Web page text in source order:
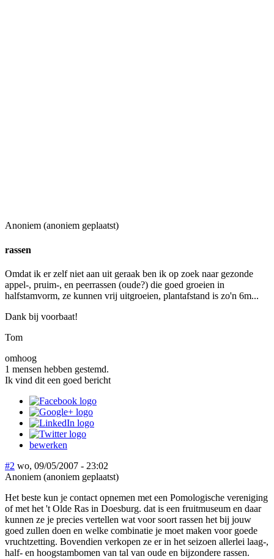
Anoniem (anoniem geplaatst)
rassen
Omdat ik er zelf niet aan uit geraak ben ik op zoek naar gezonde
appel-, pruim-, en peerrassen (oude?) die goed groeien in
halfstamvorm, ze kunnen vrij uitgroeien, plantafstand is zo'n 6m...
Dank bij voorbaat!
Tom
omhoog
1 mensen hebben gestemd.
Ik vind dit een goed bericht
bewerken
#2 wo, 09/05/2007 - 23:02
Anoniem (anoniem geplaatst)
Het beste kun je contact opnemen met een Pomologische vereniging
of met het 't Olde Ras in Doesburg. dat is een fruitmuseum en daar
kunnen ze je precies vertellen wat voor soort rassen het bij jouw
goed zullen doen en welke combinatie je moet maken voor goede
vruchtzetting. Bovendien verkopen ze er in het seizoen allerlei laag-,
half- en hoogstambomen van tal van oude en bijzondere rassen.